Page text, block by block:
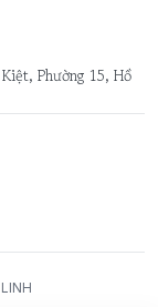
Phường 15, Hồ